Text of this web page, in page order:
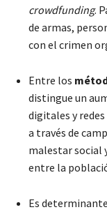
crowdfunding.
de armas,
con el crimen
Entre los
distingue un
digitales y
a través de
malestar social
entre la
Es